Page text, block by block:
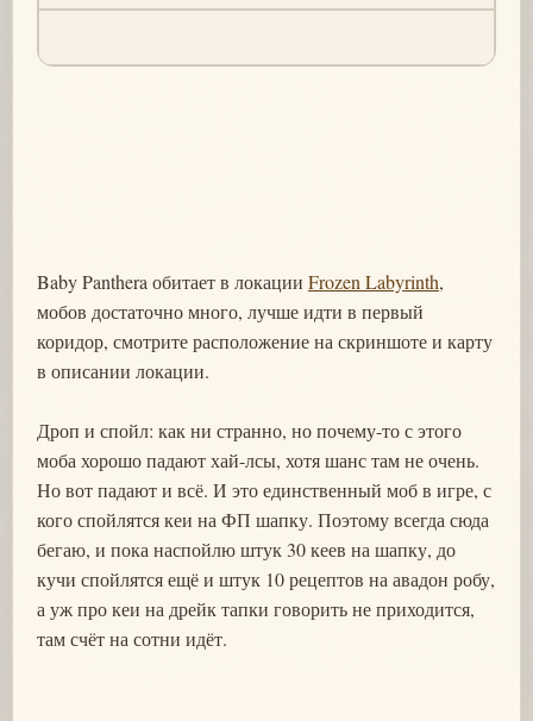
Baby Panthera обитает в локации Frozen Labyrinth,
мобов достаточно много, лучше идти в первый
коридор, смотрите расположение на скриншоте и карту
в описании локации.
Дроп и спойл: как ни странно, но почему-то с этого
моба хорошо падают хай-лсы, хотя шанс там не очень.
Но вот падают и всё. И это единственный моб в игре, с
кого спойлятся кеи на ФП шапку. Поэтому всегда сюда
бегаю, и пока наспойлю штук 30 кеев на шапку, до
кучи спойлятся ещё и штук 10 рецептов на авадон робу,
а уж про кеи на дрейк тапки говорить не приходится,
там счёт на сотни идёт.